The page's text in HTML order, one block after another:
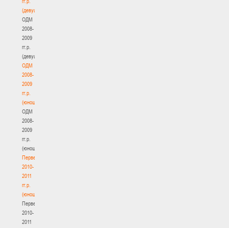
(девушки)
ОДМ
2008-
2009
гг.р.
(девушки)
ОДМ
2008-
2009
гг.р.
(юноши)
ОДМ
2008-
2009
гг.р.
(юноши)
Первенство
2010-
2011
гг.р.
(юноши)
Первенство
2010-
2011